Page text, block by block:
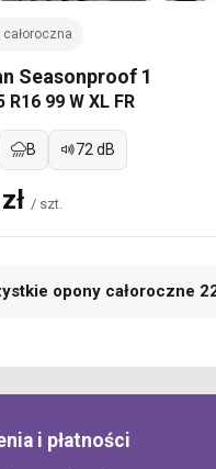
całoroczna
Seasonproof 1
R16 99 W XL FR
B 72 dB
/ szt.
opony całoroczne
i płatności